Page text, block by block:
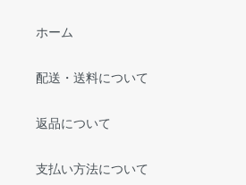
ホーム
配送・送料について
返品について
支払い方法について